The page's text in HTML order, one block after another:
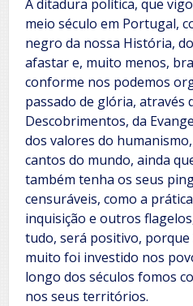
A ditadura política, que
meio século em Portugal,
negro da nossa História,
afastar e, muito menos,
conforme nos podemos
passado de glória, através
Descobrimentos, da
dos valores do
cantos do mundo, ainda
também tenha os seus
censuráveis, como a
inquisição e outros
tudo, será positivo, porque
muito foi investido nos
longo dos séculos fomos
nos seus territórios.